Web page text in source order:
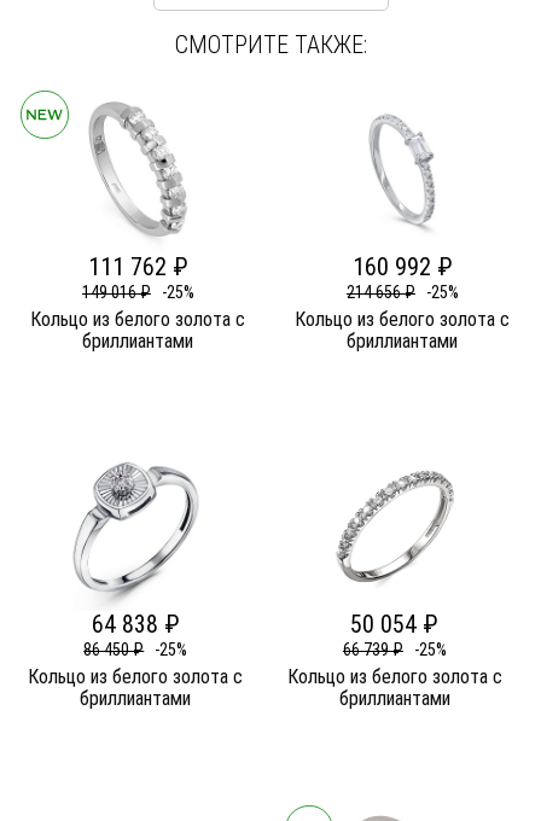
СМОТРИТЕ ТАКЖЕ:
111 762 ₽
149 016 ₽ -25%
Кольцо из белого золота c
бриллиантами
160 992 ₽
214 656 ₽ -25%
Кольцо из белого золота c
бриллиантами
64 838 ₽
86 450 ₽ -25%
Кольцо из белого золота c
бриллиантами
50 054 ₽
66 739 ₽ -25%
Кольцо из белого золота c
бриллиантами